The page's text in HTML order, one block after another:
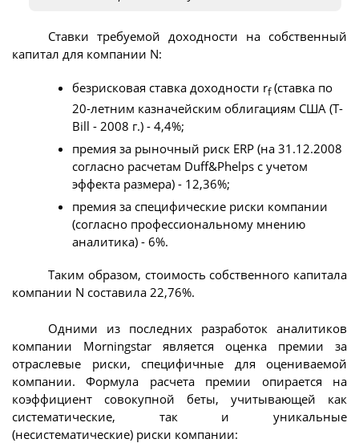
Ставки требуемой доходности на собственный
капитал для компании N:
безрисковая ставка доходности rf(ставка по
20-летним казначейским облигациям США (T-
Bill - 2008 г.) - 4,4%;
премия за рыночный риск ERP (на 31.12.2008
согласно расчетам Duff&Phelps с учетом
эффекта размера) - 12,36%;
премия за специфические риски компании
(согласно профессиональному мнению
аналитика) - 6%.
Таким образом, стоимость собственного капитала
компании N составила 22,76%.
Одними из последних разработок аналитиков
компании Morningstar является оценка премии за
отраслевые риски, специфичные для оцениваемой
компании. Формула расчета премии опирается на
коэффициент совокупной беты, учитывающей как
систематические, так и уникальные
(несистематические) риски компании: